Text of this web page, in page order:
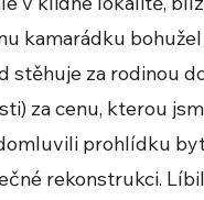
kamarádku
za rodinou
za cenu, kterou
prohlídku
rekonstrukci.